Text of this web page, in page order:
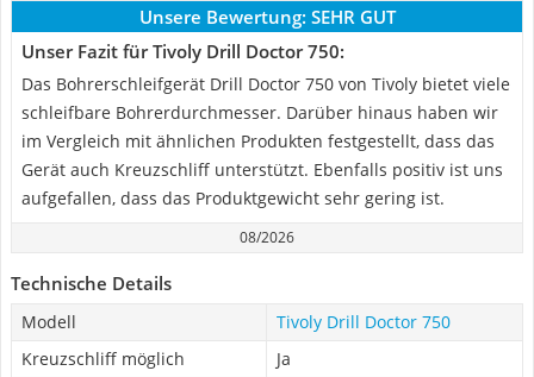
Unsere Bewertung: SEHR GUT
Unser Fazit für Tivoly Drill Doctor 750:
Das Bohrerschleifgerät Drill Doctor 750 von Tivoly bietet viele
schleifbare Bohrerdurchmesser. Darüber hinaus haben wir
im Vergleich mit ähnlichen Produkten festgestellt, dass das
Gerät auch Kreuzschliff unterstützt. Ebenfalls positiv ist uns
aufgefallen, dass das Produktgewicht sehr gering ist.
08/2026
Technische Details
Modell
Tivoly Drill Doctor 750
Kreuzschliff möglich
Ja